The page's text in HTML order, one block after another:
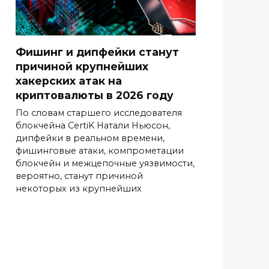
Фишинг и дипфейки станут
причиной крупнейших
хакерских атак на
криптовалюты в 2026 году
По словам старшего исследователя
блокчейна CertiK Натали Ньюсон,
дипфейки в реальном времени,
фишинговые атаки, компрометации
блокчейн и межцепочные уязвимости,
вероятно, станут причиной
некоторых из крупнейших